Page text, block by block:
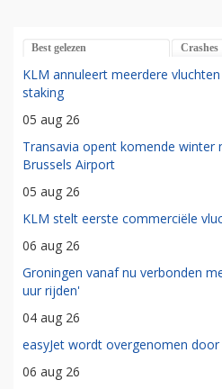
Best gelezen Crashes
KLM annuleert meerdere
staking
05 aug 26
Transavia opent komende winter
Brussels Airport
05 aug 26
KLM stelt eerste commerciële
06 aug 26
Groningen vanaf nu verbonden
uur rijden'
04 aug 26
easyJet wordt overgenomen
06 aug 26